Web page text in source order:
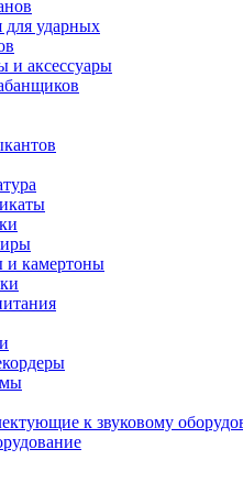
для ударных
и аксессуары
камертоны
к звуковому